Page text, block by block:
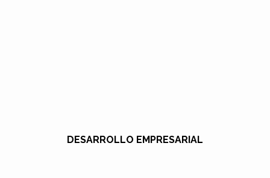
DESARROLLO EMPRESARIAL